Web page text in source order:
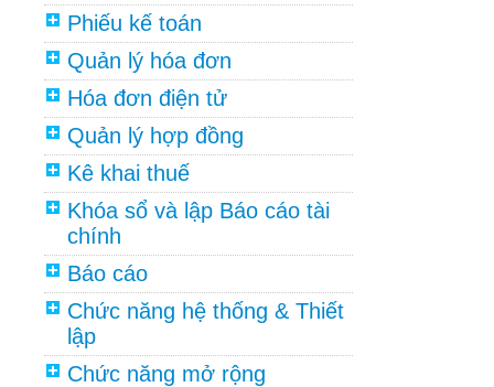
Phiếu kế toán
Quản lý hóa đơn
Hóa đơn điện tử
Quản lý hợp đồng
Kê khai thuế
Khóa sổ và lập Báo cáo tài
chính
Báo cáo
Chức năng hệ thống & Thiết
lập
Chức năng mở rộng